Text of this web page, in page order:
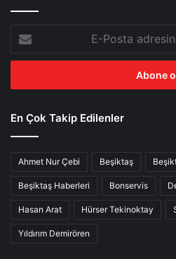
Posta
adresinizi
En Çok Takip Edilenler
Ahmet Nur Çebi Beşiktaş
Beşiktaş Haberleri Bonservis
Hasan Arat Hürser Tekinoktay
Yıldırım Demirören